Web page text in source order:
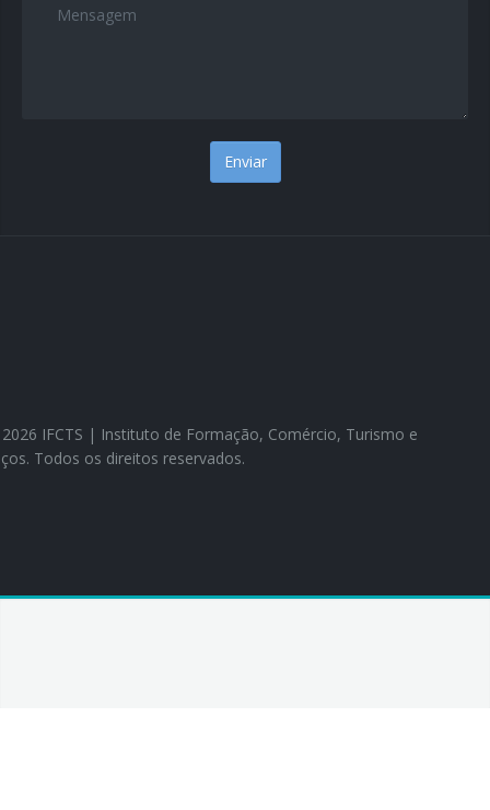
IFCTS | Instituto de Formação, Comércio, Turismo e
Todos os direitos reservados.